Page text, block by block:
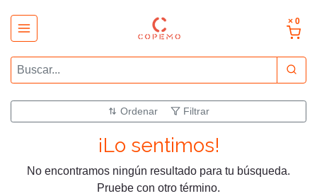
× 0
Ordenar Filtrar
¡Lo sentimos!
No encontramos ningún resultado para tu búsqueda.
Pruebe con otro término.